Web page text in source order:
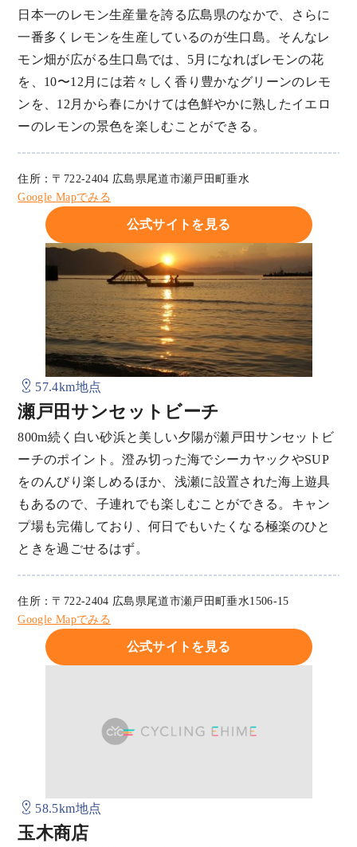
日本一のレモン生産量を誇る広島県のなかで、さらに
一番多くレモンを生産しているのが生口島。そんなレ
モン畑が広がる生口島では、5月になればレモンの花
を、10〜12月には若々しく香り豊かなグリーンのレモ
ンを、12月から春にかけては色鮮やかに熟したイエロ
ーのレモンの景色を楽しむことができる。
住所：〒722-2404 広島県尾道市瀬戸田町垂水
Google Mapでみる
公式サイトを見る
57.4km地点
瀬戸田サンセットビーチ
800m続く白い砂浜と美しい夕陽が瀬戸田サンセットビ
ーチのポイント。澄み切った海でシーカヤックやSUP
をのんびり楽しめるほか、浅瀬に設置された海上遊具
もあるので、子連れでも楽しむことができる。キャン
プ場も完備しており、何日でもいたくなる極楽のひと
ときを過ごせるはず。
住所：〒722-2404 広島県尾道市瀬戸田町垂水1506-15
Google Mapでみる
公式サイトを見る
58.5km地点
玉木商店